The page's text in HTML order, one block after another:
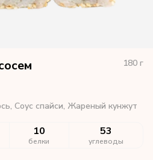
180 г
Соус спайси, Жареный кунжут
10
белки
53
углеводы